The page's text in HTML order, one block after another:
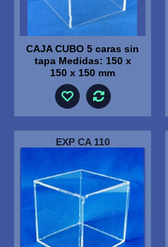
CAJA CUBO 5 caras sin
tapa Medidas: 150 x
150 x 150 mm
EXP CA 110